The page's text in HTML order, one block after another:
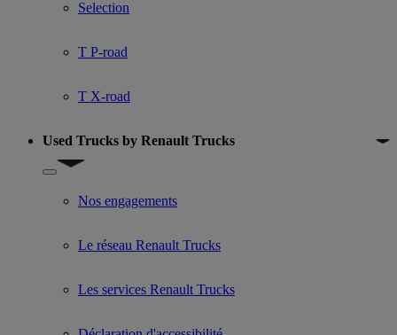
Selection
T P-road
T X-road
Used Trucks by Renault Trucks
Show submenu for Used Trucks by Renault Trucks
Nos engagements
Le réseau Renault Trucks
Les services Renault Trucks